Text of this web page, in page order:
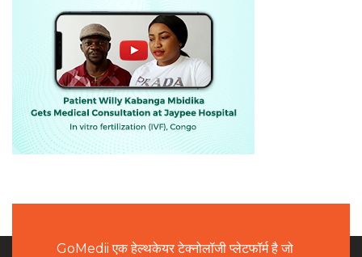
GoMedii एक हेल्थकेयर टेक्नोलॉजी प्लेटफॉर्म है जो